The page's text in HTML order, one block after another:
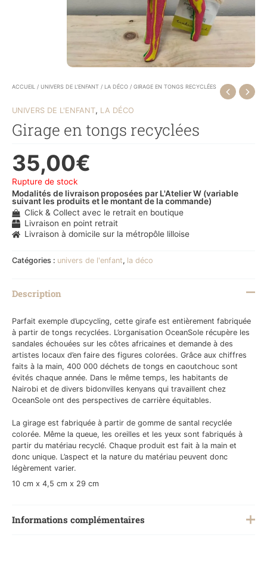
ACCUEIL / UNIVERS DE L'ENFANT / LA DÉCO / GIRAGE EN TONGS RECYCLÉES
UNIVERS DE L'ENFANT, LA DÉCO
Girage en tongs recyclées
35,00€
Rupture de stock
Modalités de livraison proposées par L'Atelier W (variable
suivant les produits et le montant de la commande)
Click & Collect avec le retrait en boutique
Livraison en point retrait
Livraison à domicile sur la métropôle lilloise
Catégories : univers de l'enfant, la déco
Description
Parfait exemple d’upcycling, cette girafe est entièrement fabriquée
à partir de tongs recyclées. L’organisation OceanSole récupère les
sandales échouées sur les côtes africaines et demande à des
artistes locaux d’en faire des figures colorées. Grâce aux chiffres
faits à la main, 400 000 déchets de tongs en caoutchouc sont
évités chaque année. Dans le même temps, les habitants de
Nairobi et de divers bidonvilles kenyans qui travaillent chez
OceanSole ont des perspectives de carrière équitables.
La girage est fabriquée à partir de gomme de santal recyclée
colorée. Même la queue, les oreilles et les yeux sont fabriqués à
partir du matériau recyclé. Chaque produit est fait à la main et
donc unique. L’aspect et la nature du matériau peuvent donc
légèrement varier.
10 cm x 4,5 cm x 29 cm
Informations complémentaires